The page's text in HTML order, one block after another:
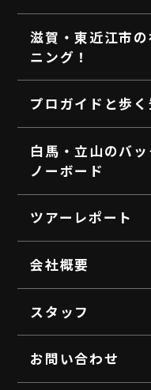
滋賀・東近江市
ニング！
プロガイドと歩
白馬・立山のバ
ノーボード
ツアーレポート
会社概要
スタッフ
お問い合わせ